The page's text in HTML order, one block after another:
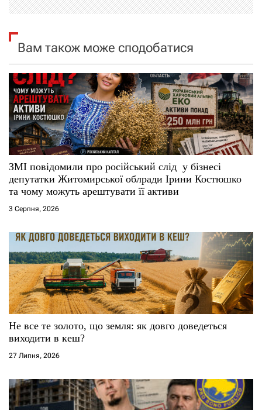
і
я
з
а
п
и
с
і
Вам також може сподобатися
ЗМІ повідомили про російський слід у бізнесі
депутатки Житомирської облради Ірини Костюшко
та чому можуть арештувати її активи
3 Серпня, 2026
Не все те золото, що земля: як довго доведеться
виходити в кеш?
27 Липня, 2026